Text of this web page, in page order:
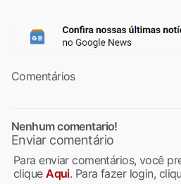
Comentários
Nenhum comentario!
Enviar comentário
Para enviar comentários, você
cliqueAqui. Para fazer login,